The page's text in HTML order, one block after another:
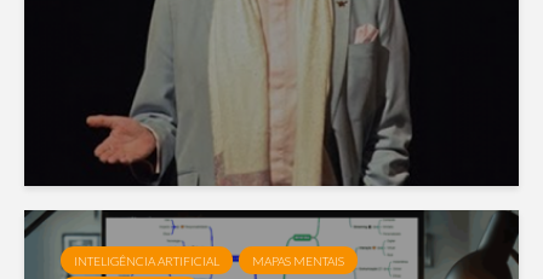
INTELIGÊNCIA ARTIFICIAL MAPAS MENTAIS